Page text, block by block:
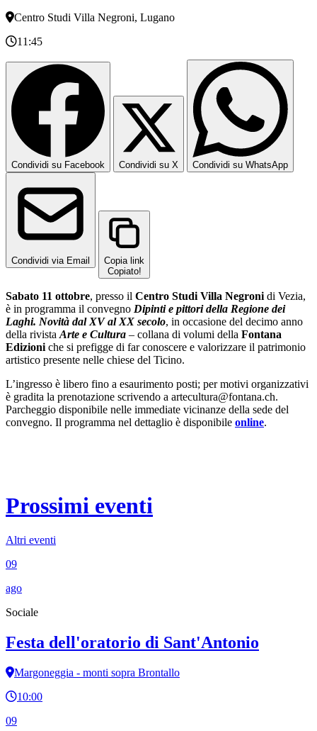
Centro Studi Villa Negroni, Lugano
11:45
Condividi su Facebook Condividi su X Condividi su WhatsApp
Condividi via Email
Copia link
Copiato!
Sabato 11 ottobre, presso il Centro Studi Villa Negronidi Vezia,
è in programma il convegno Dipinti e pittori della Regione dei
Laghi. Novità dal XV al XX secolo, in occasione del decimo anno
della rivistaArte e Cultura – collana di volumi della Fontana
Edizioniche si prefigge di far conoscere e valorizzare il patrimonio
artistico presente nelle chiese del Ticino.
L’ingresso è libero fino a esaurimento posti; per motivi organizzativi
è gradita la prenotazione scrivendo a artecultura@fontana.ch.
Parcheggio disponibile nelle immediate vicinanze della sede del
convegno. Il programma nel dettaglio è disponibile online.
Prossimi eventi
Altri eventi
09
ago
Sociale
Festa dell'oratorio di Sant'Antonio
Margoneggia - monti sopra Brontallo
10:00
09